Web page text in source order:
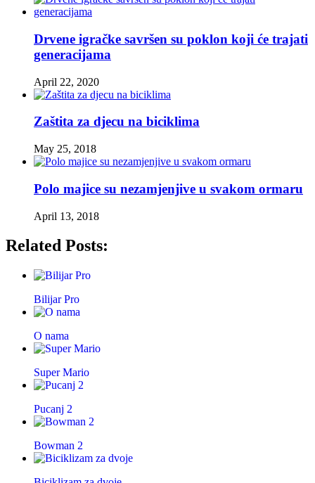
Drvene igračke savršen su poklon koji će trajati
generacijama
April 22, 2020
Zaštita za djecu na biciklima
May 25, 2018
Polo majice su nezamjenjive u svakom ormaru
April 13, 2018
Related Posts:
Bilijar Pro
O nama
Super Mario
Pucanj 2
Bowman 2